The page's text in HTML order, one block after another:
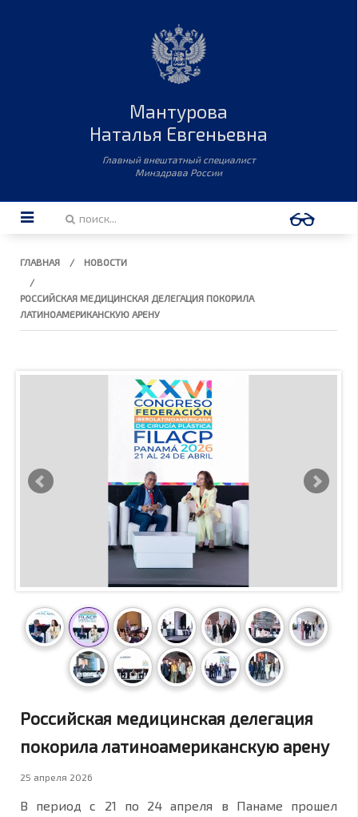
Мантурова
Наталья Евгеньевна
Главный внештатный специалист
Минздрава России
ГЛАВНАЯ НОВОСТИ
РОССИЙСКАЯ МЕДИЦИНСКАЯ ДЕЛЕГАЦИЯ ПОКОРИЛА
ЛАТИНОАМЕРИКАНСКУЮ АРЕНУ
Российская медицинская делегация
покорила латиноамериканскую арену
25 апреля 2026
В период с 21 по 24 апреля в Панаме прошел